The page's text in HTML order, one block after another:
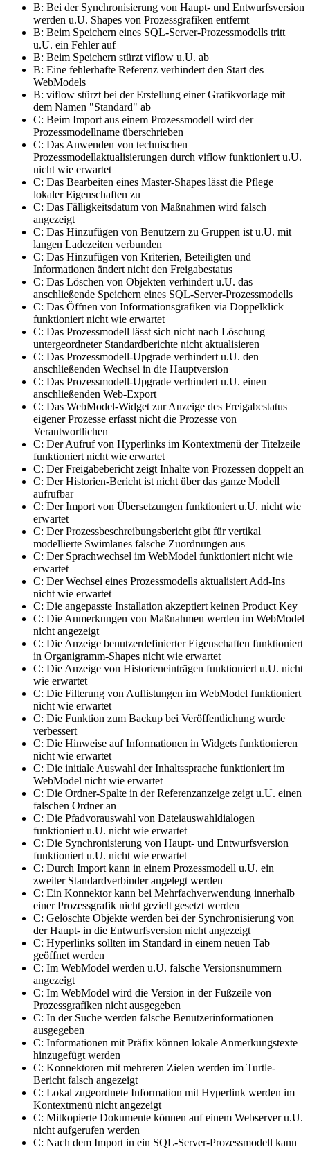
B: Bei der Synchronisierung von Haupt- und Entwurfsversion
werden u.U. Shapes von Prozessgrafiken entfernt
B: Beim Speichern eines SQL-Server-Prozessmodells tritt
u.U. ein Fehler auf
B: Beim Speichern stürzt viflow u.U. ab
B: Eine fehlerhafte Referenz verhindert den Start des
WebModels
B: viflow stürzt bei der Erstellung einer Grafikvorlage mit
dem Namen "Standard" ab
C: Beim Import aus einem Prozessmodell wird der
Prozessmodellname überschrieben
C: Das Anwenden von technischen
Prozessmodellaktualisierungen durch viflow funktioniert u.U.
nicht wie erwartet
C: Das Bearbeiten eines Master-Shapes lässt die Pflege
lokaler Eigenschaften zu
C: Das Fälligkeitsdatum von Maßnahmen wird falsch
angezeigt
C: Das Hinzufügen von Benutzern zu Gruppen ist u.U. mit
langen Ladezeiten verbunden
C: Das Hinzufügen von Kriterien, Beteiligten und
Informationen ändert nicht den Freigabestatus
C: Das Löschen von Objekten verhindert u.U. das
anschließende Speichern eines SQL-Server-Prozessmodells
C: Das Öffnen von Informationsgrafiken via Doppelklick
funktioniert nicht wie erwartet
C: Das Prozessmodell lässt sich nicht nach Löschung
untergeordneter Standardberichte nicht aktualisieren
C: Das Prozessmodell-Upgrade verhindert u.U. den
anschließenden Wechsel in die Hauptversion
C: Das Prozessmodell-Upgrade verhindert u.U. einen
anschließenden Web-Export
C: Das WebModel-Widget zur Anzeige des Freigabestatus
eigener Prozesse erfasst nicht die Prozesse von
Verantwortlichen
C: Der Aufruf von Hyperlinks im Kontextmenü der Titelzeile
funktioniert nicht wie erwartet
C: Der Freigabebericht zeigt Inhalte von Prozessen doppelt an
C: Der Historien-Bericht ist nicht über das ganze Modell
aufrufbar
C: Der Import von Übersetzungen funktioniert u.U. nicht wie
erwartet
C: Der Prozessbeschreibungsbericht gibt für vertikal
modellierte Swimlanes falsche Zuordnungen aus
C: Der Sprachwechsel im WebModel funktioniert nicht wie
erwartet
C: Der Wechsel eines Prozessmodells aktualisiert Add-Ins
nicht wie erwartet
C: Die angepasste Installation akzeptiert keinen Product Key
C: Die Anmerkungen von Maßnahmen werden im WebModel
nicht angezeigt
C: Die Anzeige benutzerdefinierter Eigenschaften funktioniert
in Organigramm-Shapes nicht wie erwartet
C: Die Anzeige von Historieneinträgen funktioniert u.U. nicht
wie erwartet
C: Die Filterung von Auflistungen im WebModel funktioniert
nicht wie erwartet
C: Die Funktion zum Backup bei Veröffentlichung wurde
verbessert
C: Die Hinweise auf Informationen in Widgets funktionieren
nicht wie erwartet
C: Die initiale Auswahl der Inhaltssprache funktioniert im
WebModel nicht wie erwartet
C: Die Ordner-Spalte in der Referenzanzeige zeigt u.U. einen
falschen Ordner an
C: Die Pfadvorauswahl von Dateiauswahldialogen
funktioniert u.U. nicht wie erwartet
C: Die Synchronisierung von Haupt- und Entwurfsversion
funktioniert u.U. nicht wie erwartet
C: Durch Import kann in einem Prozessmodell u.U. ein
zweiter Standardverbinder angelegt werden
C: Ein Konnektor kann bei Mehrfachverwendung innerhalb
einer Prozessgrafik nicht gezielt gesetzt werden
C: Gelöschte Objekte werden bei der Synchronisierung von
der Haupt- in die Entwurfsversion nicht angezeigt
C: Hyperlinks sollten im Standard in einem neuen Tab
geöffnet werden
C: Im WebModel werden u.U. falsche Versionsnummern
angezeigt
C: Im WebModel wird die Version in der Fußzeile von
Prozessgrafiken nicht ausgegeben
C: In der Suche werden falsche Benutzerinformationen
ausgegeben
C: Informationen mit Präfix können lokale Anmerkungstexte
hinzugefügt werden
C: Konnektoren mit mehreren Zielen werden im Turtle-
Bericht falsch angezeigt
C: Lokal zugeordnete Information mit Hyperlink werden im
Kontextmenü nicht angezeigt
C: Mitkopierte Dokumente können auf einem Webserver u.U.
nicht aufgerufen werden
C: Nach dem Import in ein SQL-Server-Prozessmodell kann